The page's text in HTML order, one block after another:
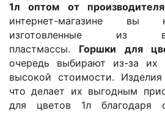
1л оптом от производителя
интернет-магазине вы
изготовленные из
пластмассы. Горшки для
очередь выбирают из-за их
высокой стоимости.
что делает их выгодным
для цветов 1л благодаря